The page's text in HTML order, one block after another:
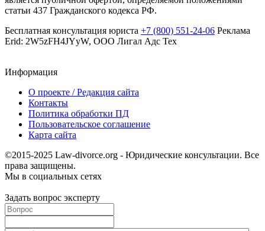
статьи 437 Гражданского кодекса РФ.
Бесплатная консультация юриста +7 (800) 551-24-06 Реклама
Erid: 2W5zFH4JYyW, ООО Лигал Адс Тех
Информация
О проекте / Редакция сайта
Контакты
Политика обработки ПД
Пользовательское соглашение
Карта сайта
©2015-2025 Law-divorce.org - Юридические консультации. Все
права защищены.
Мы в социальных сетях
Задать вопрос эксперту